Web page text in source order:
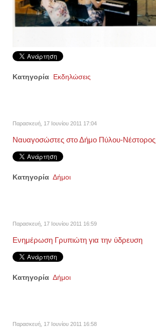
Κατηγορία Εκδηλώσεις
Παρασκευή, 17 Ιουνίου 2011 17:04
Ναυαγοσώστες στο Δήμο Πύλου-Νέστορος
Κατηγορία Δήμοι
Παρασκευή, 17 Ιουνίου 2011 16:59
Ενημέρωση Γρυπιώτη για την ύδρευση
Κατηγορία Δήμοι
Παρασκευή, 17 Ιουνίου 2011 16:58